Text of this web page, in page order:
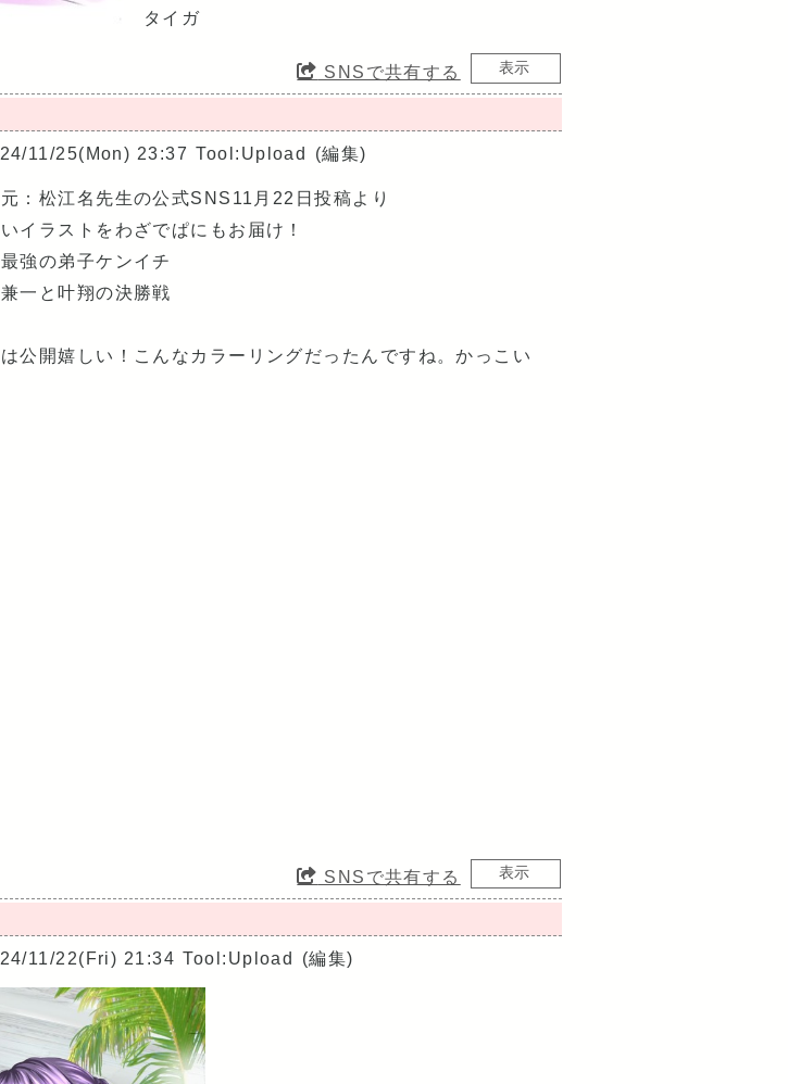
タイガ
SNSで共有する
11/25(Mon) 23:37 Tool:Upload (編集)
：松江名先生の公式SNS11月22日投稿より
イラストをわざでぱにもお届け！
強の弟子ケンイチ
一と叶翔の決勝戦
公開嬉しい！こんなカラーリングだったんですね。かっこい
SNSで共有する
11/22(Fri) 21:34 Tool:Upload (編集)